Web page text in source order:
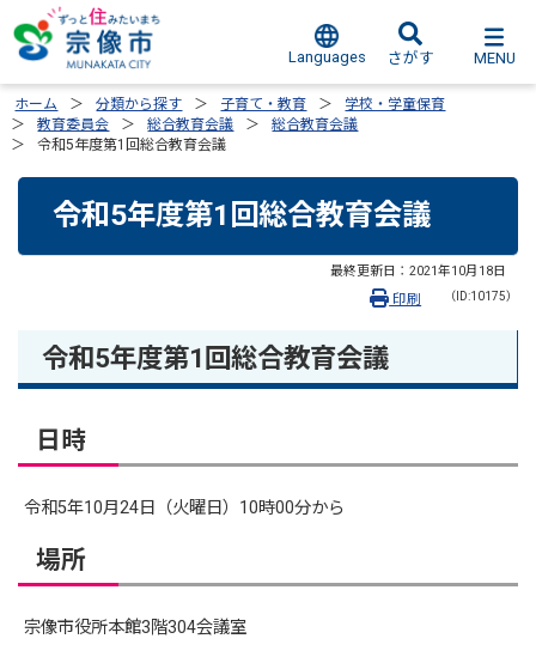
Languages さがす MENU
ホーム 分類から探す 子育て・教育
学校・学童保育
教育委員会
総合教育会議
総合教育会議
令和5年度第1回総合教育会議
令和5年度第1回総合教育会議
最終更新日： 2021年10月18日
（ID:10175）
印刷
令和5年度第1回総合教育会議
日時
令和5年10月24日（火曜日）10時00分から
場所
宗像市役所本館3階304会議室